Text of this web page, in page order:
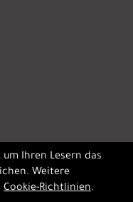
Ihren Lesern das
Weitere
Cookie-Richtlinien.